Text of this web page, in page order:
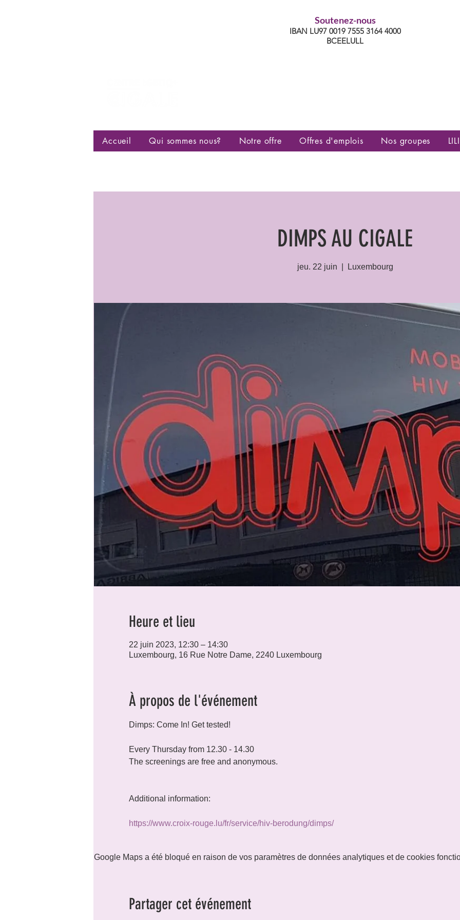
Soutenez-nous
IBAN LU97 0019 7555 3164 4000
BCEELULL
Accueil Qui sommes nous? Notre offre Offres d'emplois Nos groupes LILI
DIMPS AU CIGALE
jeu. 22 juin Luxembourg
Heure et lieu
22 juin 2023, 12:30 – 14:30
Luxembourg, 16 Rue Notre Dame, 2240 Luxembourg
À propos de l'événement
Dimps: Come In! Get tested!
Every Thursday from 12.30 - 14.30
The screenings are free and anonymous.
Additional information:
https://www.croix-rouge.lu/fr/service/hiv-berodung/dimps/
Google Maps a été bloqué en raison de vos paramètres de données analytiques et de cookies
Partager cet événement